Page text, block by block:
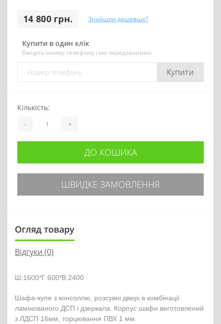
14 800 грн. Знайшли дешевше?
Купити в один клік
Введіть номер телефону і ми передзвонимо
Купити
Кількість:
- +
ДО КОШИКА
ШВИДКЕ ЗАМОВЛЕННЯ
Огляд товару
Відгуки (0)
Ш:1600*Г:600*В:2400
Шафа-купе з консоллю, розсувні двері в комбінації
ламінованого ДСП і дзеркала. Корпус шафи виготовлений
з ЛДСП 16мм, торцювання ПВХ 1 мм.